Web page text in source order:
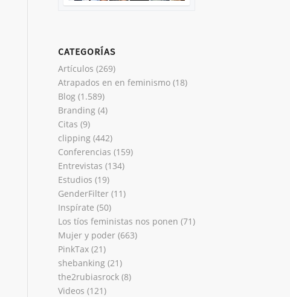
CATEGORÍAS
Artículos (269)
Atrapados en en feminismo(18)
Blog(1.589)
Branding(4)
Citas (9)
clipping(442)
Conferencias (159)
Entrevistas (134)
Estudios (19)
GenderFilter(11)
Inspírate (50)
Los tíos feministas nos ponen (71)
Mujer y poder(663)
PinkTax(21)
shebanking(21)
the2rubiasrock(8)
Videos (121)